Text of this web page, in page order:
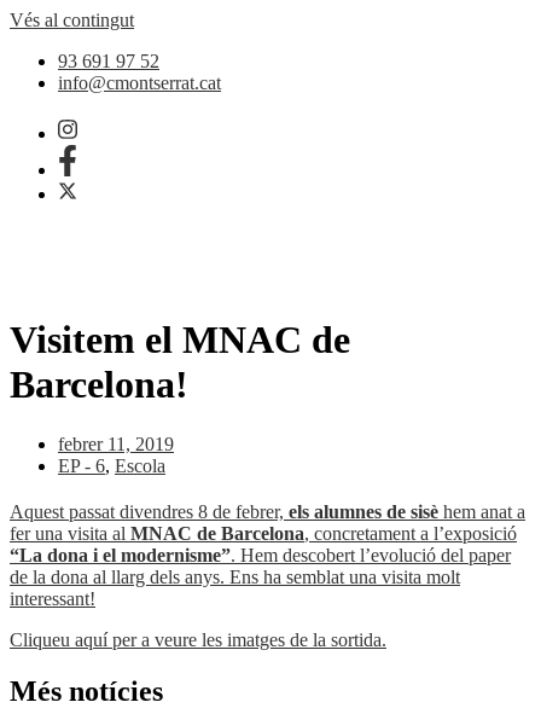
Vés al contingut
93 691 97 52
info@cmontserrat.cat
Visitem el MNAC de
Barcelona!
febrer 11, 2019
EP - 6, Escola
Aquest passat divendres 8 de febrer, els alumnes de sisè hem anat a
fer una visita al MNAC de Barcelona, concretament a l’exposició
“La dona i el modernisme”. Hem descobert l’evolució del paper
de la dona al llarg dels anys. Ens ha semblat una visita molt
interessant!
Cliqueu aquí per a veure les imatges de la sortida.
Més notícies